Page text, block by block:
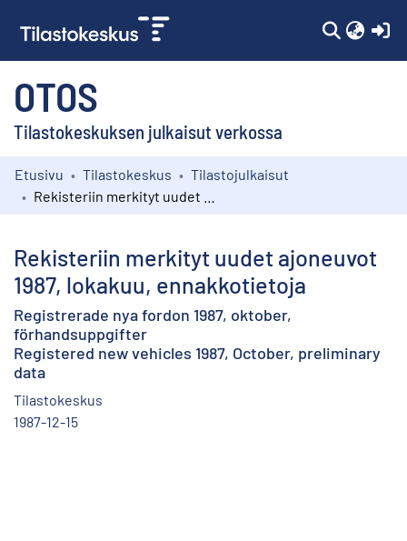
OTOS
Tilastokeskuksen julkaisut verkossa
Kokoelmat
Etusivu Tilastokeskus
Tilastojulkaisut
Rekisteriin merkityt uudet ajoneuvot
1987, lokakuu, ennakkotietoja
Registrerade nya fordon 1987, oktober,
förhandsuppgifter
Registered new vehicles 1987, October, preliminary
data
Tilastokeskus
1987-12-15